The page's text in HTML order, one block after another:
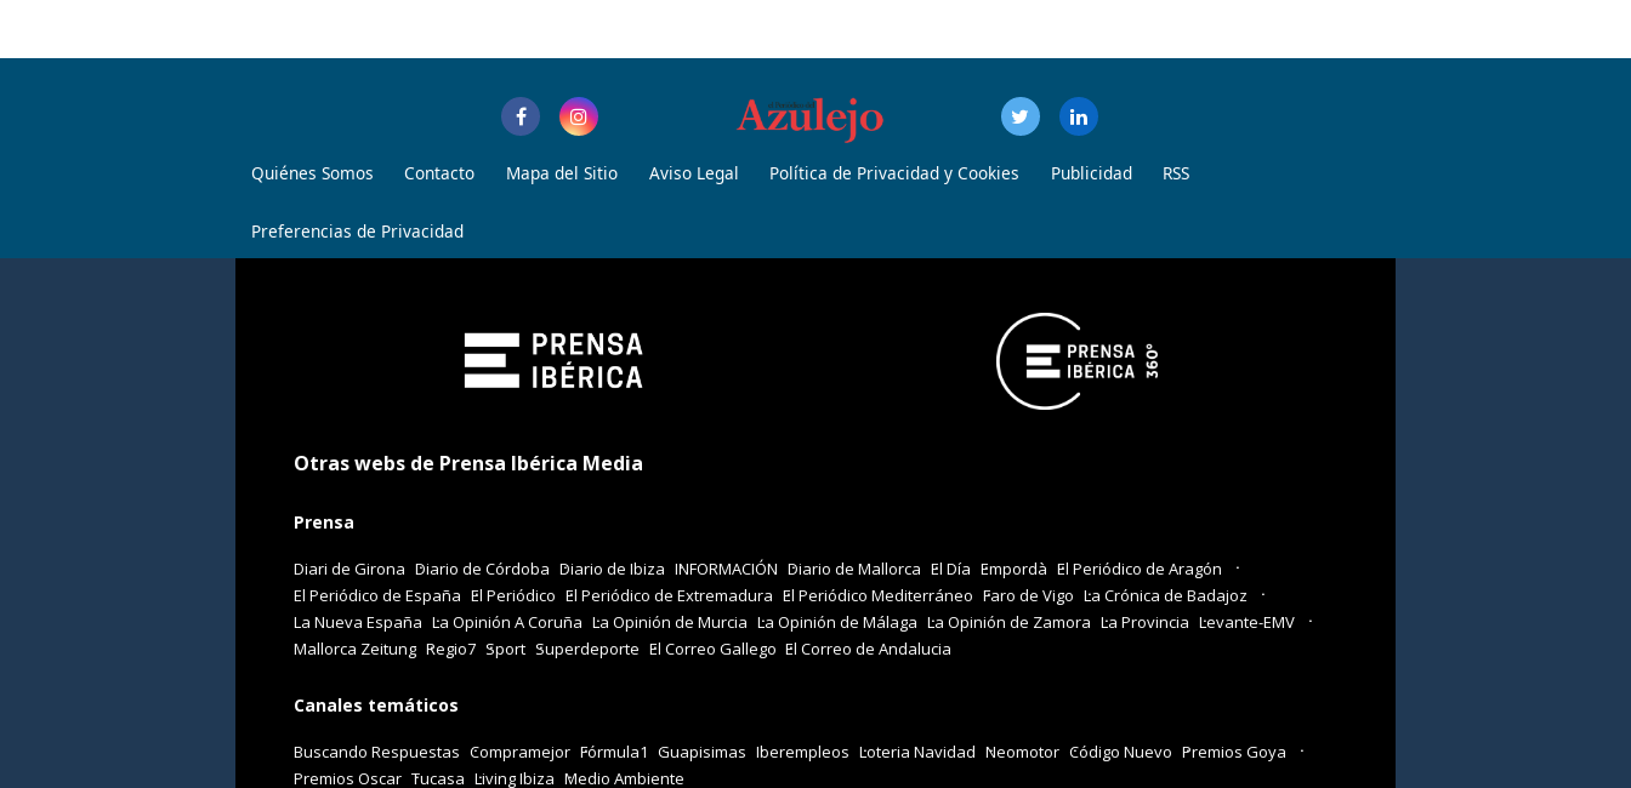
Quiénes Somos Contacto Mapa del Sitio Aviso Legal Política de Privacidad y Cookies Publicidad RSS
Preferencias de Privacidad
Otras webs de Prensa Ibérica Media
Prensa
Diari de Girona Diario de Córdoba Diario de Ibiza INFORMACIÓN Diario de Mallorca El Día Empordà El Periódico de Aragón
El Periódico de España El Periódico El Periódico de Extremadura El Periódico Mediterráneo Faro de Vigo La Crónica de Badajoz
La Nueva España La Opinión A Coruña La Opinión de Murcia La Opinión de Málaga La Opinión de Zamora La Provincia Levante-EMV
Mallorca Zeitung Regio7 Sport Superdeporte El Correo Gallego El Correo de Andalucia
Canales temáticos
Buscando Respuestas Compramejor Fórmula1 Guapisimas Iberempleos Loteria Navidad Neomotor Código Nuevo Premios Goya
Premios Oscar Tucasa Living Ibiza Medio Ambiente